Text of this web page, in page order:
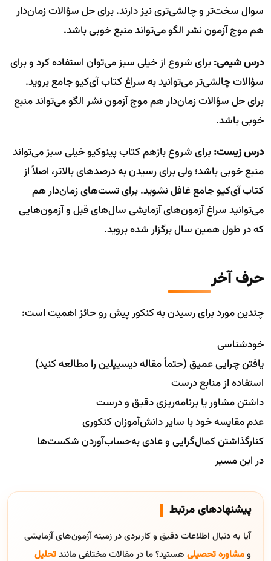
سوال سخت‌تر و چالشی‌تری نیز دارند. برای حل سؤالات زمان‌دار
هم موج آزمون نشر الگو می‌تواند منبع خوبی باشد.
درس شیمی:برای شروع از خیلی سبز می‌توان استفاده کرد و برای
سؤالات چالشی‌تر می‌توانید به سراغ کتاب آی‌کیو جامع بروید.
برای حل سؤالات زمان‌دار هم موج آزمون نشر الگو می‌تواند منبع
خوبی باشد.
درس زیست:برای شروع بازهم کتاب پینوکیو خیلی سبز می‌تواند
منبع خوبی باشد؛ ولی برای رسیدن به درصدهای بالاتر، اصلاً از
کتاب آی‌کیو جامع غافل نشوید. برای تست‌های زمان‌دار هم
می‌توانید سراغ آزمون‌های آزمایشی سال‌های قبل و آزمون‌هایی
که در طول همین سال برگزار شده بروید.
حرف آخر
چندین مورد برای رسیدن به کنکور پیش رو حائز اهمیت است:
خودشناسی
یافتن چرایی عمیق (حتماً مقاله دیسیپلین را مطالعه کنید)
استفاده از منابع درست
داشتن مشاور یا برنامه‌ریزی دقیق و درست
عدم مقایسه خود با سایر دانش‌آموزان کنکوری
کنارگذاشتن کمال‌گرایی و عادی به‌حساب‌آوردن شکست‌ها
در این مسیر
پیشنهادهای مرتبط
آیا به دنبال اطلاعات دقیق و کاربردی در زمینه آزمون‌های آزمایشی
ومشاوره تحصیلی هستید؟ ما در مقالات مختلفی مانندتحلیل